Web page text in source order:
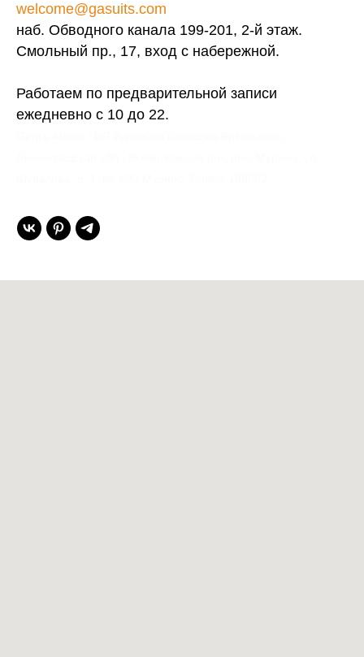
welcome@gasuits.com
наб. Обводного канала 199-201, 2-й этаж.
Смольный пр., 17, вход с набережной.
Работаем по предварительной записи
ежедневно с 10 до 22.